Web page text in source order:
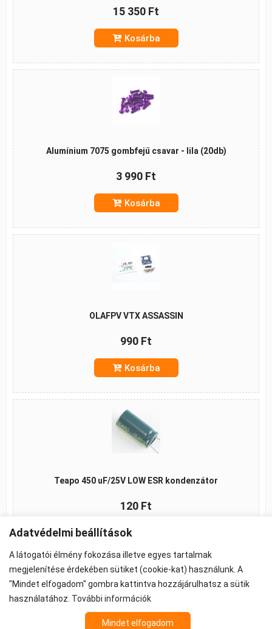
15 350 Ft
Kosárba
Alumínium 7075 gombfejű csavar - lila (20db)
3 990 Ft
Kosárba
OLAFPV VTX ASSASSIN
990 Ft
Kosárba
Teapo 450 uF/25V LOW ESR kondenzátor
120 Ft
Kosárba
©2026 -ÁSZF -Adatkezelés-
Az árak 27% ÁFA-t tartalmaznak.
Adatvédelmi beállítások
A látogatói élmény fokozása illetve egyes tartalmak
megjelenítése érdekében sütiket (cookie-kat) használunk. A
"Mindet elfogadom" gombra kattintva hozzájárulhatsz a sütik
használatához. További információk
Mindet elfogadom